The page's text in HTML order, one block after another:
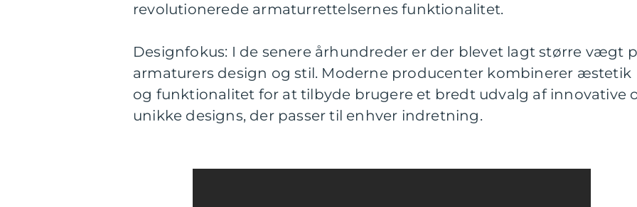
revolutionerede armaturrettelsernes funktionalitet.
Designfokus: I de senere århundreder er der blevet lagt større vægt
armaturers design og stil. Moderne producenter kombinerer æstetik
og funktionalitet for at tilbyde brugere et bredt udvalg af innovative
unikke designs, der passer til enhver indretning.